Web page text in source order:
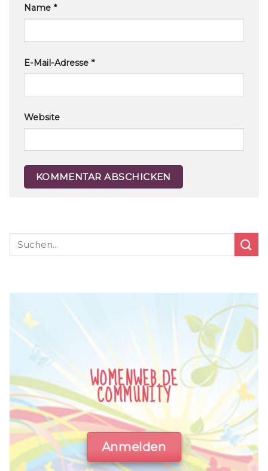
Name *
E-Mail-Adresse *
Website
WOMENWEB.DE
COMMUNITY
Anmelden